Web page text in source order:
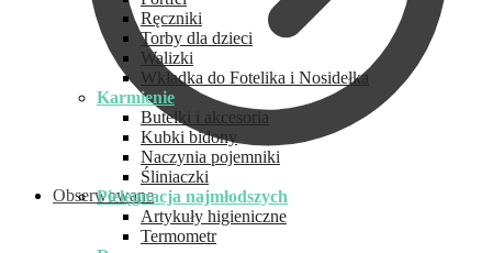
Obserwowane
Ręczniki
Torby dla dzieci
Walizki
Wkładka do Fotelika i Nosidełka
Karmienie
Butelki i akcesoria
Kubki bidony
Naczynia pojemniki
Śliniaczki
Pielęgnacja najmłodszych
Artykuły higieniczne
Termometr